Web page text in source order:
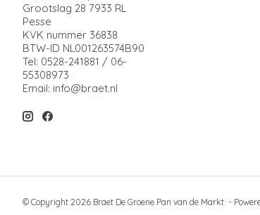
Grootslag 28 7933 RL
Pesse
KVK nummer 36838
BTW-ID NL001263574B90
Tel: 0528-241881 / 06-
55308973
Email: info@braet.nl
© Copyright 2026 Braet De Groene Pan van de Markt. -